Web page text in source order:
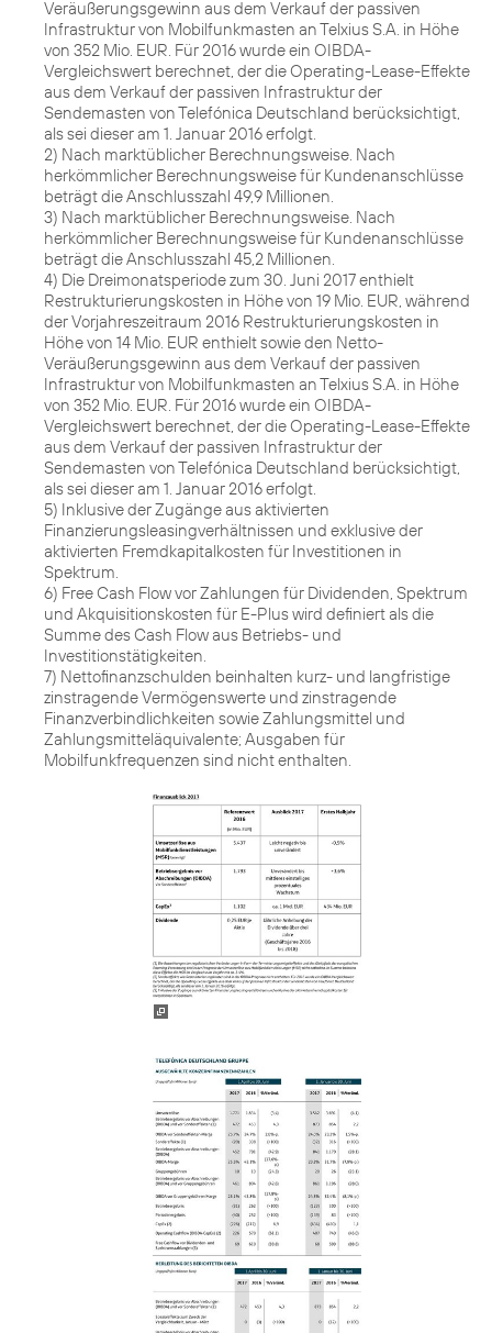
Veräußerungsgewinn aus dem Verkauf der passiven
Infrastruktur von Mobilfunkmasten an Telxius S.A. in Höhe
von 352 Mio. EUR. Für 2016 wurde ein OIBDA-
Vergleichswert berechnet, der die Operating-Lease-Effekte
aus dem Verkauf der passiven Infrastruktur der
Sendemasten von Telefónica Deutschland berücksichtigt,
als sei dieser am 1. Januar 2016 erfolgt.
2) Nach marktüblicher Berechnungsweise. Nach
herkömmlicher Berechnungsweise für Kundenanschlüsse
beträgt die Anschlusszahl 49,9 Millionen.
3) Nach marktüblicher Berechnungsweise. Nach
herkömmlicher Berechnungsweise für Kundenanschlüsse
beträgt die Anschlusszahl 45,2 Millionen.
4) Die Dreimonatsperiode zum 30. Juni 2017 enthielt
Restrukturierungskosten in Höhe von 19 Mio. EUR, während
der Vorjahreszeitraum 2016 Restrukturierungskosten in
Höhe von 14 Mio. EUR enthielt sowie den Netto-
Veräußerungsgewinn aus dem Verkauf der passiven
Infrastruktur von Mobilfunkmasten an Telxius S.A. in Höhe
von 352 Mio. EUR. Für 2016 wurde ein OIBDA-
Vergleichswert berechnet, der die Operating-Lease-Effekte
aus dem Verkauf der passiven Infrastruktur der
Sendemasten von Telefónica Deutschland berücksichtigt,
als sei dieser am 1. Januar 2016 erfolgt.
5) Inklusive der Zugänge aus aktivierten
Finanzierungsleasingverhältnissen und exklusive der
aktivierten Fremdkapitalkosten für Investitionen in
Spektrum.
6) Free Cash Flow vor Zahlungen für Dividenden, Spektrum
und Akquisitionskosten für E-Plus wird definiert als die
Summe des Cash Flow aus Betriebs- und
Investitionstätigkeiten.
7) Nettofinanzschulden beinhalten kurz- und langfristige
zinstragende Vermögenswerte und zinstragende
Finanzverbindlichkeiten sowie Zahlungsmittel und
Zahlungsmitteläquivalente; Ausgaben für
Mobilfunkfrequenzen sind nicht enthalten.